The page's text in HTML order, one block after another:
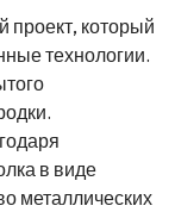
проект, который
технологии.
в виде
металлических